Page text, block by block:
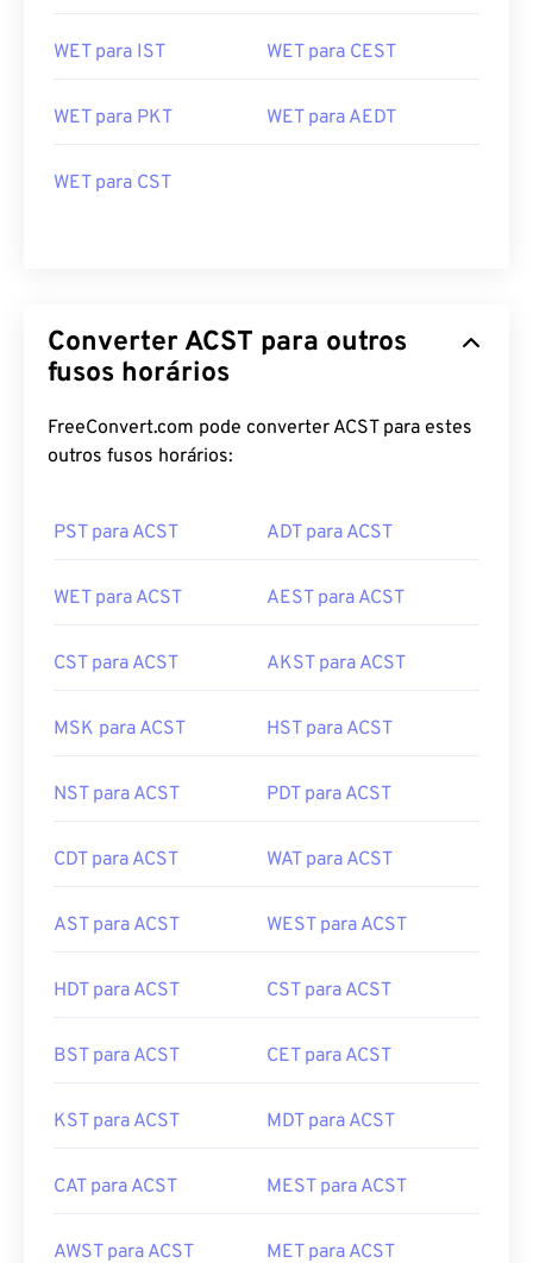
WET para IST WET para CEST
WET para PKT WET para AEDT
WET para CST
Converter ACST para outros
fusos horários
FreeConvert.com pode converter ACST para estes
outros fusos horários:
PST para ACST ADT para ACST
WET para ACST AEST para ACST
CST para ACST AKST para ACST
MSK para ACST HST para ACST
NST para ACST PDT para ACST
CDT para ACST WAT para ACST
AST para ACST WEST para ACST
HDT para ACST CST para ACST
BST para ACST CET para ACST
KST para ACST MDT para ACST
CAT para ACST MEST para ACST
AWST para ACST MET para ACST